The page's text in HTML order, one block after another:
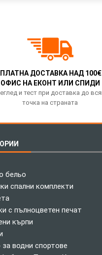
ДОСТАВКА НАД
ОФИС НА ЕКОНТ ИЛИ СПИДИ
и тест при доставка до
точка на страната
бельо
спални комплекти
с пълноцветен печат
кърпи
водни спортове